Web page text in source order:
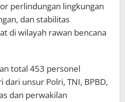
perlindungan lingkungan
dan stabilitas
di wilayah rawan bencana
total 453 personel
unsur Polri, TNI, BPBD,
dan perwakilan